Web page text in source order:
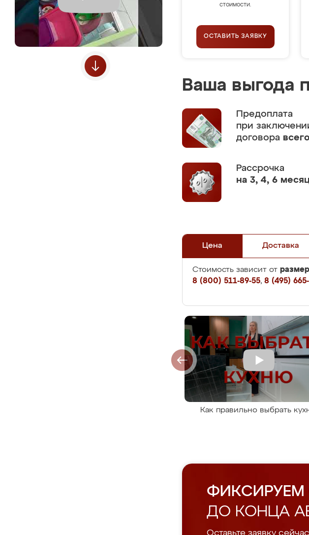
стоимости.
ОСТАВИТЬ ЗАЯВКУ
Ваша выгода
Предоплата
при
договора
Рассрочка
на 3, 4, 6
Цена Доставка
Стоимость зависит от
8 (800) 511-89-55, 8 (495)
Как правильно выбрать
ФИКСИРУЕМ
ДО КОНЦА
Оставьте заявку